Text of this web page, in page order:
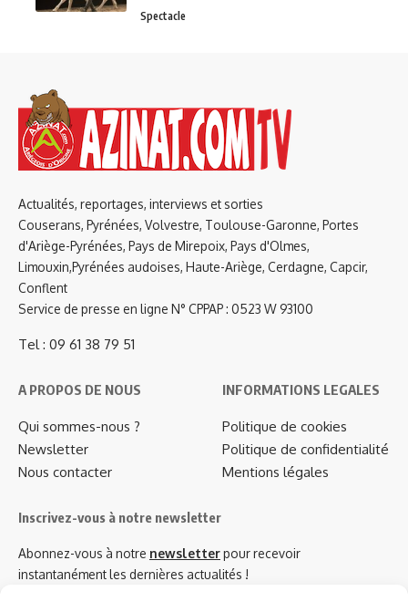
Spectacle
Actualités, reportages, interviews et sorties
Couserans, Pyrénées, Volvestre, Toulouse-Garonne, Portes
d'Ariège-Pyrénées, Pays de Mirepoix, Pays d'Olmes,
Limouxin,Pyrénées audoises, Haute-Ariège, Cerdagne, Capcir,
Conflent
Service de presse en ligne N° CPPAP : 0523 W 93100
Tel : 09 61 38 79 51
A PROPOS DE NOUS
Qui sommes-nous ?
Newsletter
Nous contacter
INFORMATIONS LEGALES
Politique de cookies
Politique de confidentialité
Mentions légales
Inscrivez-vous à notre newsletter
Abonnez-vous à notre newsletterpour recevoir
instantanément les dernières actualités !